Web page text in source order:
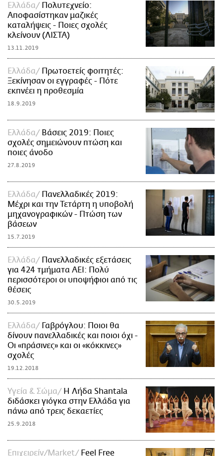
Ελλάδα
Πολυτεχνείο:
Αποφασίστηκαν μαζικές
καταλήψεις - Ποιες σχολές
κλείνουν (ΛΙΣΤΑ)
13.11.2019
Ελλάδα
Πρωτοετείς φοιτητές:
Ξεκίνησαν οι εγγραφές - Πότε
εκπνέει η προθεσμία
18.9.2019
Ελλάδα
Βάσεις 2019: Ποιες
σχολές σημειώνουν πτώση και
ποιες άνοδο
27.8.2019
Ελλάδα
Πανελλαδικές 2019:
Μέχρι και την Τετάρτη η υποβολή
μηχανογραφικών - Πτώση των
βάσεων
15.7.2019
Ελλάδα
Πανελλαδικές εξετάσεις
για 424 τμήματα ΑΕΙ: Πολύ
περισσότεροι οι υποψήφιοι από τις
θέσεις
30.5.2019
Ελλάδα
Γαβρόγλου: Ποιοι θα
δίνουν πανελλαδικές και ποιοι όχι -
Οι «πράσινες» και οι «κόκκινες»
σχολές
19.12.2018
Υγεία & Σώμα
Η Λήδα Shantala
διδάσκει γιόγκα στην Ελλάδα για
πάνω από τρεις δεκαετίες
25.9.2018
Επιχειρείν/Market Feel Free